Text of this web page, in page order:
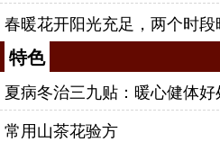
春暖花开阳光充足，两个时
特色
夏病冬治三九贴：暖心健体好
常用山茶花验方